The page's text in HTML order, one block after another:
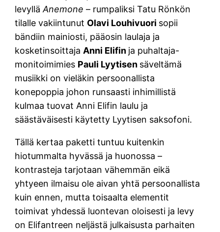
levylläAnemone– rumpaliksi Tatu Rönkön
tilalle vakiintunut Olavi Louhivuori sopii
bändiin mainiosti, pääosin laulaja ja
kosketinsoittaja Anni Elifin ja puhaltaja-
monitoimimies Pauli Lyytisen säveltämä
musiikki on vieläkin persoonallista
konepoppia johon runsaasti inhimillistä
kulmaa tuovat Anni Elifin laulu ja
säästäväisesti käytetty Lyytisen saksofoni.
Tällä kertaa paketti tuntuu kuitenkin
hiotummalta hyvässä ja huonossa –
kontrasteja tarjotaan vähemmän eikä
yhtyeen ilmaisu ole aivan yhtä persoonallista
kuin ennen, mutta toisaalta elementit
toimivat yhdessä luontevan oloisesti ja levy
on Elifantreen neljästä julkaisusta parhaiten